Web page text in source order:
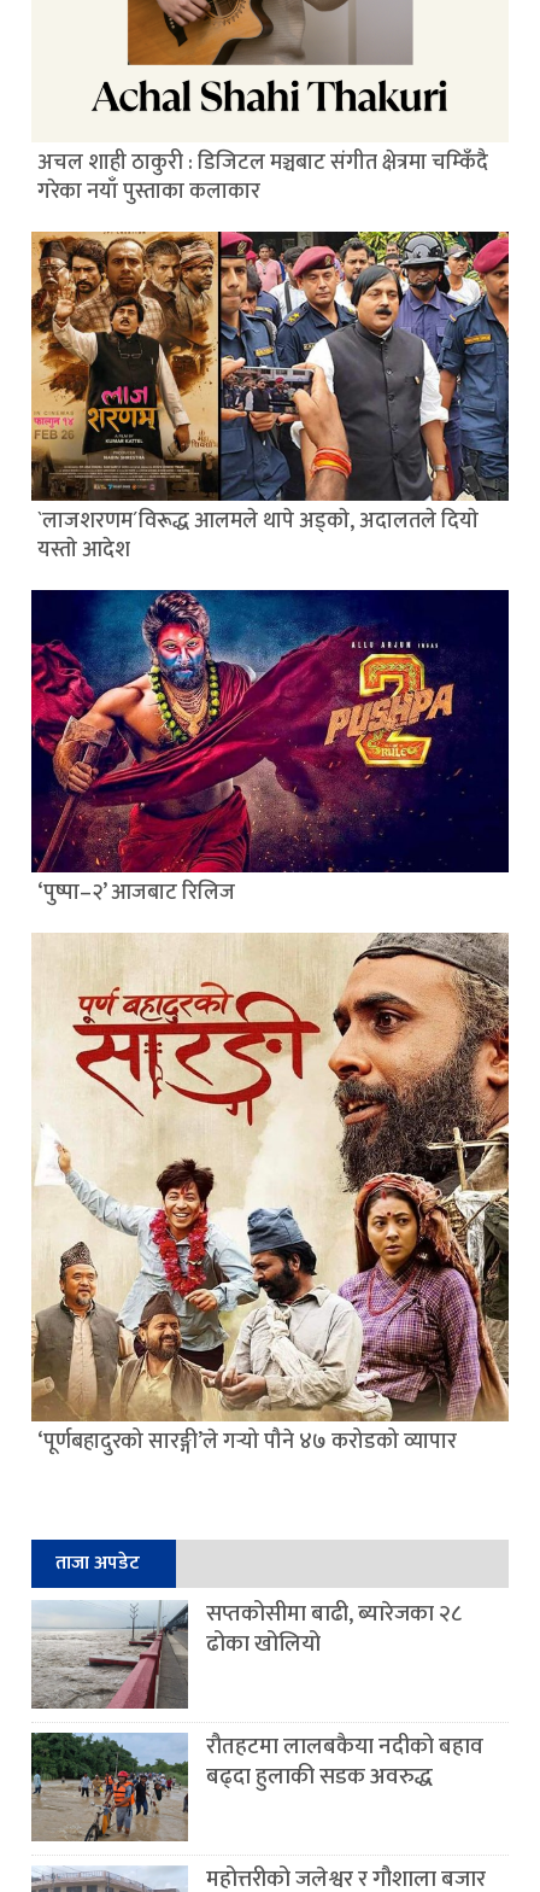
अचल शाही ठाकुरी : डिजिटल मञ्चबाट संगीत क्षेत्रमा चम्किँदै
गरेका नयाँ पुस्ताका कलाकार
`लाजशरणम´विरूद्ध आलमले थापे अड्काे, अदालतले दियाे
यस्ताे आदेश
‘पुष्पा–२’ आजबाट रिलिज
‘पूर्णबहादुरको सारङ्गी’ले गर्‍यो पौने ४७ करोडको व्यापार
ताजा अपडेट
सप्तकोसीमा बाढी, ब्यारेजका २८
ढोका खोलियो
रौतहटमा लालबकैया नदीको बहाव
बढ्दा हुलाकी सडक अवरुद्ध
महोत्तरीको जलेश्वर र गौशाला बजार